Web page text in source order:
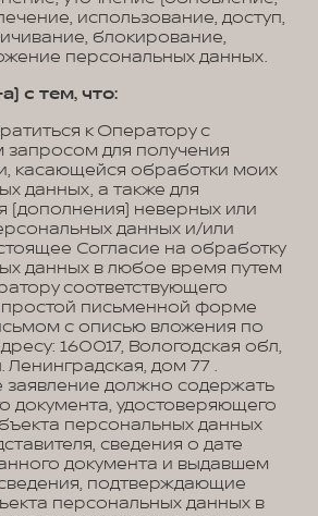
использование, доступ,
блокирование,
персональных данных.
с тем, что:
к Оператору с
для получения
касающейся обработки моих
данных, а также для
(дополнения) неверных или
данных и/или
Согласие на обработку
данных в любое время путем
соответствующего
простой письменной форме
с описью вложения по
160017, Вологодская обл,
Ленинградская, дом 77 .
должно содержать
документа, удостоверяющего
персональных данных
сведения о дате
документа и выдавшем
подтверждающие
персональных данных в